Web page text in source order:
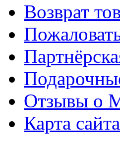
Возврат
Отзывы о
Карта сайта